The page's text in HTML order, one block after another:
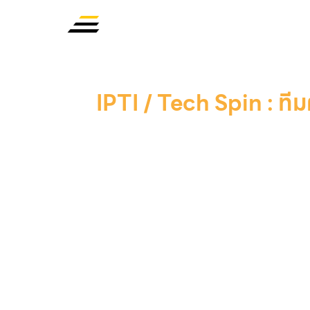
IPTI / Tech Spin : ที